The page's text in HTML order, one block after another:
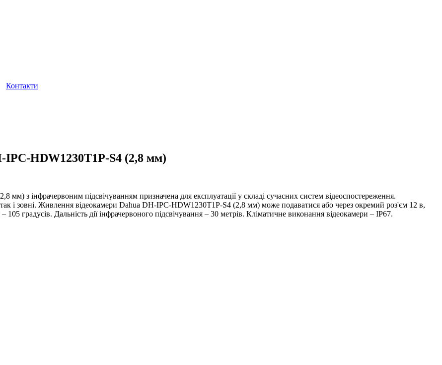
Контакти
IPC-HDW1230T1P-S4 (2,8 мм)
з інфрачервоним підсвічуванням призначена для експлуатації у складі сучасних систем відеоспостереження.
і зовні. Живлення відеокамери Dahua DH-IPC-HDW1230T1P-S4 (2,8 мм) може подаватися або через окремий роз'єм 12 в,
градусів. Дальність дії інфрачервоного підсвічування – 30 метрів. Кліматичне виконання відеокамери – IP67.